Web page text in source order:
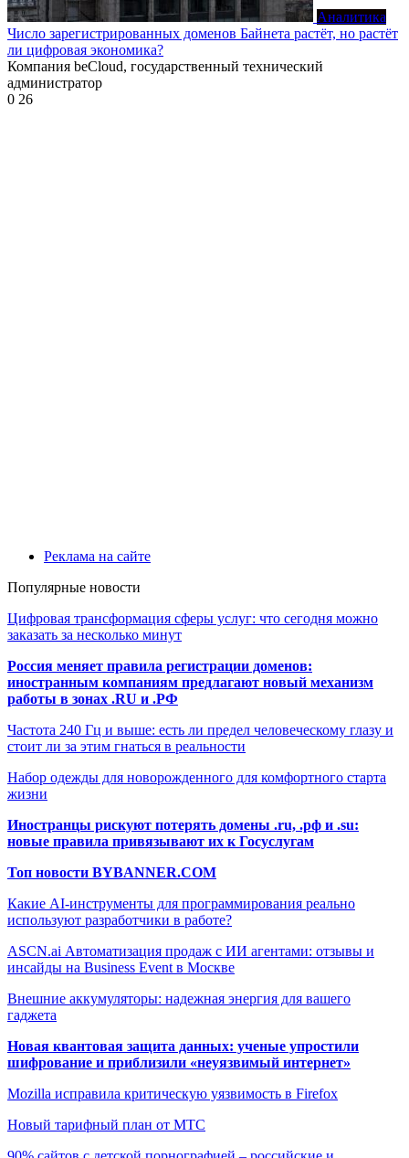
Аналитика
Число зарегистрированных доменов Байнета растёт, но растёт
ли цифровая экономика?
Компания beCloud, государственный технический
администратор
0 26
Реклама на сайте
Популярные новости
Цифровая трансформация сферы услуг: что сегодня можно
заказать за несколько минут
Россия меняет правила регистрации доменов:
иностранным компаниям предлагают новый механизм
работы в зонах .RU и .РФ
Частота 240 Гц и выше: есть ли предел человеческому глазу и
стоит ли за этим гнаться в реальности
Набор одежды для новорожденного для комфортного старта
жизни
Иностранцы рискуют потерять домены .ru, .рф и .su:
новые правила привязывают их к Госуслугам
Топ новости BYBANNER.COM
Какие AI-инструменты для программирования реально
используют разработчики в работе?
ASCN.ai Автоматизация продаж с ИИ агентами: отзывы и
инсайды на Business Event в Москве
Внешние аккумуляторы: надежная энергия для вашего
гаджета
Новая квантовая защита данных: ученые упростили
шифрование и приблизили «неуязвимый интернет»
Mozilla исправила критическую уязвимость в Firefox
Новый тарифный план от МТС